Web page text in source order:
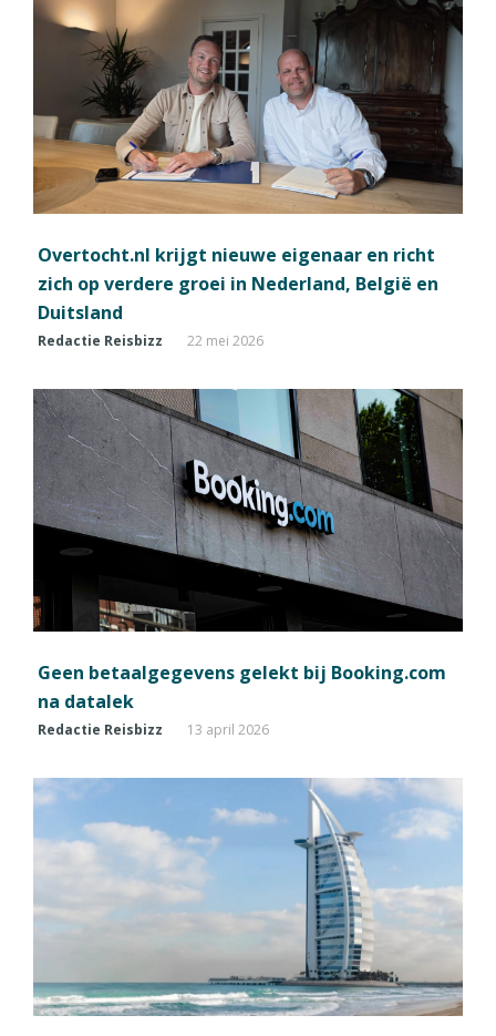
Overtocht.nl krijgt nieuwe eigenaar en richt
zich op verdere groei in Nederland, België en
Duitsland
Redactie Reisbizz 22 mei 2026
Geen betaalgegevens gelekt bij Booking.com
na datalek
Redactie Reisbizz 13 april 2026